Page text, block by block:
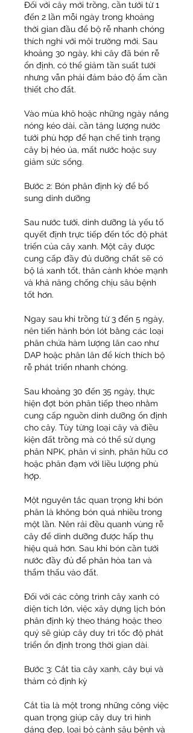
Đối với cây mới trồng, cần tưới từ 1
đến 2 lần mỗi ngày trong khoảng
thời gian đầu để bộ rễ nhanh chóng
thích nghi với môi trường mới. Sau
khoảng 30 ngày, khi cây đã bén rễ
ổn định, có thể giảm tần suất tưới
nhưng vẫn phải đảm bảo độ ẩm cần
thiết cho đất.
Vào mùa khô hoặc những ngày nắng
nóng kéo dài, cần tăng lượng nước
tưới phù hợp để hạn chế tình trạng
cây bị héo úa, mất nước hoặc suy
giảm sức sống.
Bước 2: Bón phân định kỳ để bổ
sung dinh dưỡng
Sau nước tưới, dinh dưỡng là yếu tố
quyết định trực tiếp đến tốc độ phát
triển của cây xanh. Một cây được
cung cấp đầy đủ dưỡng chất sẽ có
bộ lá xanh tốt, thân cành khỏe mạnh
và khả năng chống chịu sâu bệnh
tốt hơn.
Ngay sau khi trồng từ 3 đến 5 ngày,
nên tiến hành bón lót bằng các loại
phân chứa hàm lượng lân cao như
DAP hoặc phân lân để kích thích bộ
rễ phát triển nhanh chóng.
Sau khoảng 30 đến 35 ngày, thực
hiện đợt bón phân tiếp theo nhằm
cung cấp nguồn dinh dưỡng ổn định
cho cây. Tùy từng loại cây và điều
kiện đất trồng mà có thể sử dụng
phân NPK, phân vi sinh, phân hữu cơ
hoặc phân đạm với liều lượng phù
hợp.
Một nguyên tắc quan trọng khi bón
phân là không bón quá nhiều trong
một lần. Nên rải đều quanh vùng rễ
cây để dinh dưỡng được hấp thụ
hiệu quả hơn. Sau khi bón cần tưới
nước đầy đủ để phân hòa tan và
thẩm thấu vào đất.
Đối với các công trình cây xanh có
diện tích lớn, việc xây dựng lịch bón
phân định kỳ theo tháng hoặc theo
quý sẽ giúp cây duy trì tốc độ phát
triển ổn định trong thời gian dài.
Bước 3: Cắt tỉa cây xanh, cây bụi và
thảm cỏ định kỳ
Cắt tỉa là một trong những công việc
quan trọng giúp cây duy trì hình
dáng đẹp, loại bỏ cành sâu bệnh và